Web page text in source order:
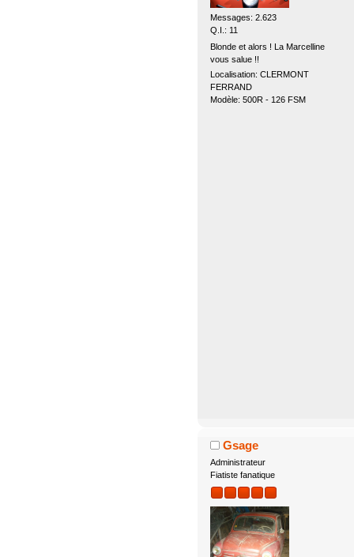
Messages: 2.623
Q.I.: 11
Blonde et alors ! La Marcelline
vous salue !!
Localisation: CLERMONT
FERRAND
Modèle: 500R - 126 FSM
Gsage
Administrateur
Fiatiste fanatique